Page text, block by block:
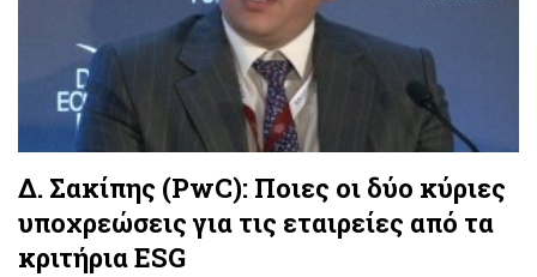
Δ. Σακίπης (PwC): Ποιες οι δύο κύριες
υποχρεώσεις για τις εταιρείες από τα
κριτήρια ESG